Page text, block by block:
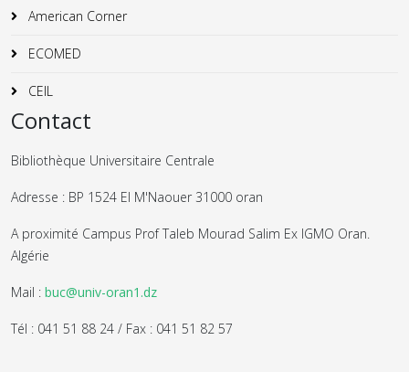
American Corner
ECOMED
CEIL
Contact
Bibliothèque Universitaire Centrale
Adresse : BP 1524 El M'Naouer 31000 oran
A proximité Campus Prof Taleb Mourad Salim Ex IGMO Oran.
Algérie
Mail : buc@univ-oran1.dz
Tél : 041 51 88 24 / Fax : 041 51 82 57